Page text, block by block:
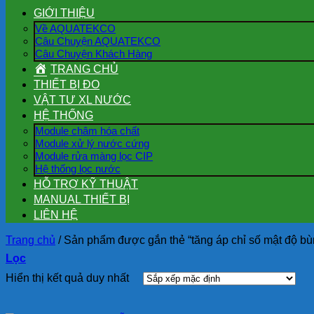
GIỚI THIỆU
Về AQUATEKCO
Câu Chuyện AQUATEKCO
Câu Chuyện Khách Hàng
TRANG CHỦ
THIẾT BỊ ĐO
VẬT TƯ XL NƯỚC
HỆ THỐNG
Module châm hóa chất
Module xử lý nước cứng
Module rửa màng lọc CIP
Hệ thống lọc nước
HỖ TRỢ KỸ THUẬT
MANUAL THIẾT BỊ
LIÊN HỆ
Trang chủ /Sản phẩm được gắn thẻ “tăng áp chỉ số mật độ
Lọc
Hiển thị kết quả duy nhất